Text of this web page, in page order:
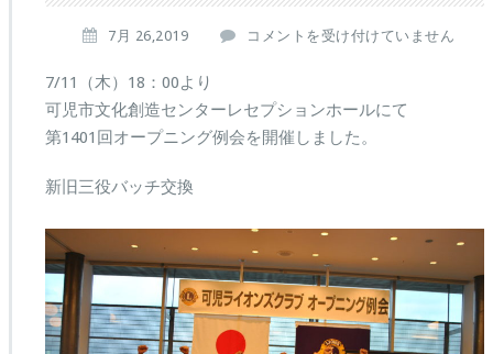
7月 26,2019
第
1
回
ニ
ン
グ
例
会
は
コメントを受け付けていません
7/11（木）18：00より
可児市文化創造センターレセプションホールにて
第1401回オープニング例会を開催しました。
新旧三役バッチ交換